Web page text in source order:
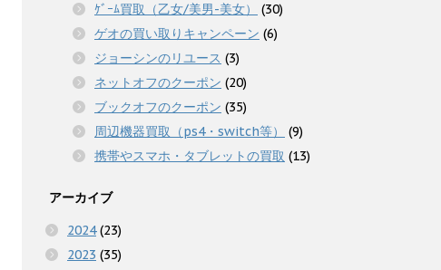
ｹﾞｰﾑ買取（乙女/美男-美女）
(30)
ゲオの買い取りキャンペーン (6)
ジョーシンのリユース (3)
ネットオフのクーポン (20)
ブックオフのクーポン (35)
周辺機器買取（ps4・switch等）
(9)
携帯やスマホ・タブレットの買取 (13)
アーカイブ
2024(23)
2023 (35)